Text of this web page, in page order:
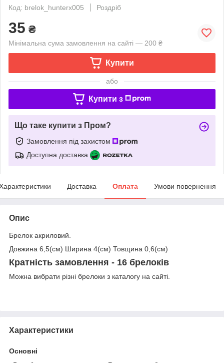
Код: brelok_hunterx005
Роздріб
35 ₴
Мінімальна сума замовлення на сайті — 200 ₴
Купити
або
Купити з
Що таке купити з Пром?
Замовлення під захистом
Доступна доставка
Доставка Оплата Умови повернення
Опис
Брелок акриловий.
Довжина 6,5(см) Ширина 4(см) Товщина 0,6(см)
Кратність замовлення - 16 брелоків
Можна вибрати різні брелоки з каталогу на сайті.
Характеристики
Основні